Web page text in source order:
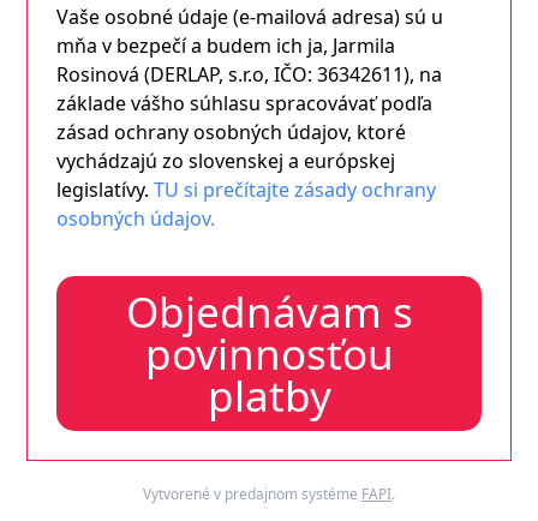
Vaše osobné údaje (e-mailová adresa) sú u
mňa v bezpečí a budem ich ja, Jarmila
Rosinová (DERLAP, s.r.o, IČO: 36342611), na
základe vášho súhlasu spracovávať podľa
zásad ochrany osobných údajov, ktoré
vychádzajú zo slovenskej a európskej
legislatívy.TU si prečítajte zásady ochrany
osobných údajov.
Objednávam s
povinnosťou
platby
Vytvorené v predajnom systéme FAPI.